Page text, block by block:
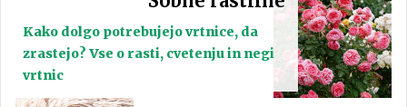
Kako dolgo potrebujejo vrtnice, da
zrastejo? Vse o rasti, cvetenju in negi
vrtnic